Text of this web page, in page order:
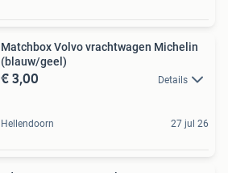
Matchbox Volvo vrachtwagen Michelin
(blauw/geel)
€ 3,00 Details
Hellendoorn 27 jul 26